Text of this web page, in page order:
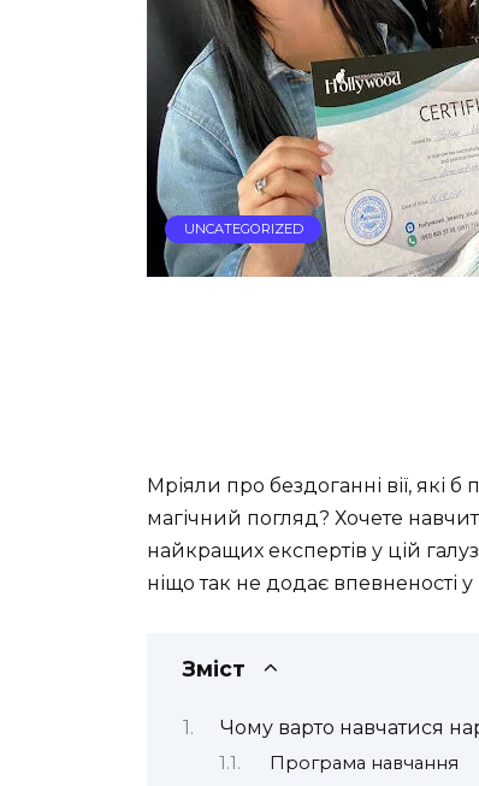
UNCATEGORIZED
Мріяли про бездоганні вії, які
магічний погляд? Хочете
найкращих експертів у цій
ніщо так не додає впевненості у
Зміст
Чому варто навчатися
Програма навчання